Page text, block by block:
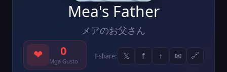
Mea's Father
メアのお父さん
❤ 0
Mga Gusto
I-share: 𝕏 f ↑ ✉ 🔗